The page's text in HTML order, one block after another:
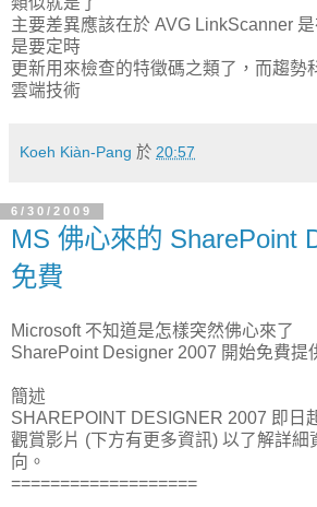
主要差異應該在於 AVG LinkScanner
是要定時
更新用來檢查的特徵碼之類了，而趨勢
雲端技術
Koeh Kiàn-Pang 於 20:57
6/30/2009
MS 佛心來的 SharePoint
免費
Microsoft 不知道是怎樣突然佛心來了
SharePoint Designer 2007 開始免費提
簡述
SHAREPOINT DESIGNER 2007 即日
觀賞影片 (下方有更多資訊) 以了解詳細
向。
===================